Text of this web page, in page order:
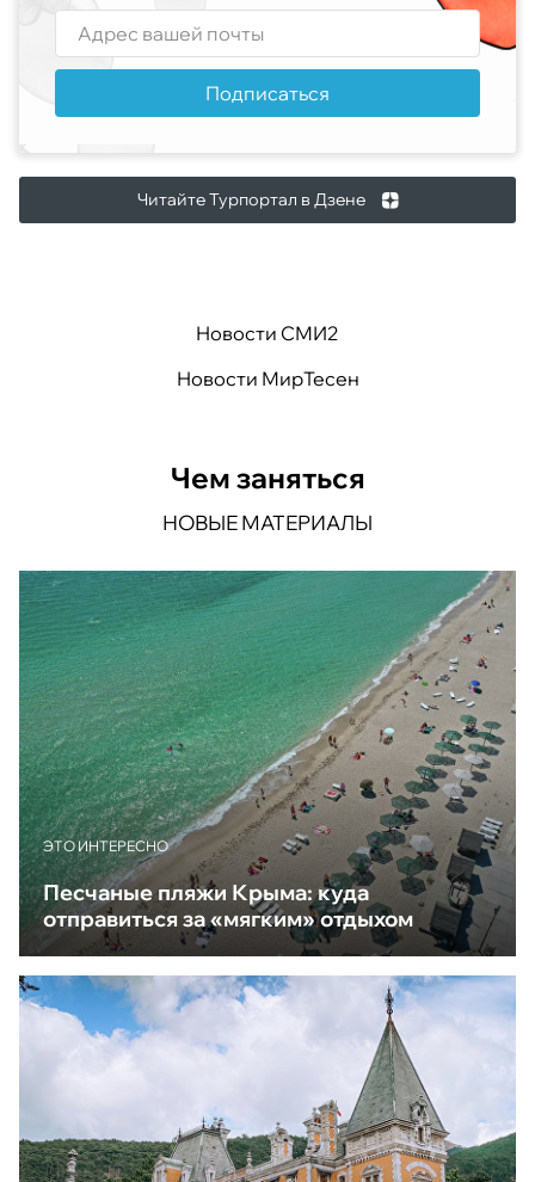
Подписаться
Читайте Турпортал в Дзене
Новости СМИ2
Новости МирТесен
Чем заняться
НОВЫЕ МАТЕРИАЛЫ
ЭТО ИНТЕРЕСНО
Песчаные пляжи Крыма: куда
отправиться за «мягким» отдыхом